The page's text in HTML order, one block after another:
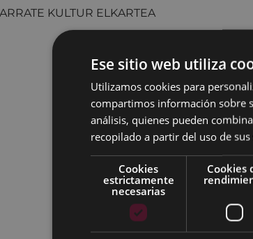
KULTUR ELKARTEA
Ese sitio web utiliza
Utilizamos cookies para
compartimos información sobre
análisis, quienes pueden
recopilado a partir del uso de sus
Cookies
estrictamente
necesarias
Cookies